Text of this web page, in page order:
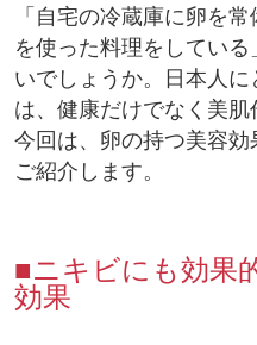
「自宅の冷蔵庫に卵を
を使った料理をしてい
いでしょうか。日本人
は、健康だけでなく美肌
今回は、卵の持つ美容
ご紹介します。
■ニキビにも効
効果